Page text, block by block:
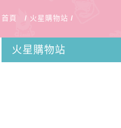
首頁 火星購物站
火星購物站